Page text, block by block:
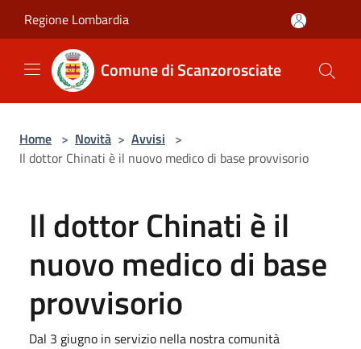
Regione Lombardia
Comune di Scanzorosciate
Home > Novità > Avvisi >
Il dottor Chinati è il nuovo medico di base provvisorio
Il dottor Chinati è il
nuovo medico di base
provvisorio
Dal 3 giugno in servizio nella nostra comunità